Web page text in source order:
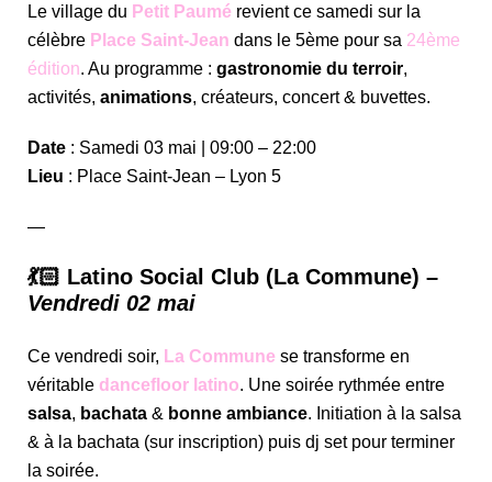
Le village du Petit Paumé revient ce samedi sur la
célèbre Place Saint-Jean dans le 5ème pour sa 24ème
édition. Au programme : gastronomie du terroir,
activités, animations, créateurs, concert & buvettes.
Date : Samedi 03 mai | 09:00 – 22:00
Lieu : Place Saint-Jean – Lyon 5
—
💃🏻 Latino Social Club (La Commune) –
Vendredi 02 mai
Ce vendredi soir, La Commune se transforme en
véritable dancefloor latino. Une soirée rythmée entre
salsa, bachata & bonne ambiance. Initiation à la salsa
& à la bachata (sur inscription) puis dj set pour terminer
la soirée.